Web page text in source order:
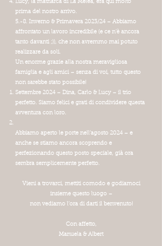
Lucy, la matriarca di La Melea, era qui molto
prima del nostro arrivo.
5.-8. Inverno & Primavera 2023/24 – Abbiamo
affrontato un lavoro incredibile (e ce n’è ancora
tanto davanti ;)), che non avremmo mai potuto
realizzare da soli.
Un enorme grazie alla nostra meravigliosa
famiglia e agli amici – senza di voi, tutto questo
non sarebbe stato possibile!
Settembre 2024 – Dina, Carlo & Lucy – il trio
perfetto. Siamo felici e grati di condividere questa
avventura con loro.
Abbiamo aperto le porte nell’agosto 2024 – e
anche se stiamo ancora scoprendo e
perfezionando questo posto speciale, già ora
sembra semplicemente perfetto.
Vieni a trovarci, mettiti comodo e godiamoci
insieme questo luogo –
non vediamo l’ora di darti il benvenuto!
Con affetto,
Manuela & Albert